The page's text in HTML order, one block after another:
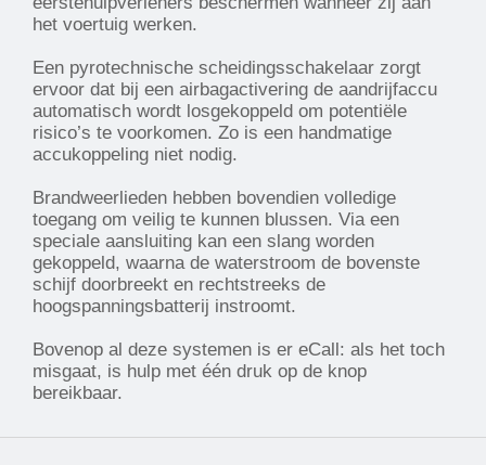
het voertuig werken.
Een pyrotechnische scheidingsschakelaar zorgt
ervoor dat bij een airbagactivering de aandrijfaccu
automatisch wordt losgekoppeld om potentiële
risico’s te voorkomen. Zo is een handmatige
accukoppeling niet nodig.
Brandweerlieden hebben bovendien volledige
toegang om veilig te kunnen blussen. Via een
speciale aansluiting kan een slang worden
gekoppeld, waarna de waterstroom de bovenste
schijf doorbreekt en rechtstreeks de
hoogspanningsbatterij instroomt.
Bovenop al deze systemen is er eCall: als het toch
misgaat, is hulp met één druk op de knop
bereikbaar.